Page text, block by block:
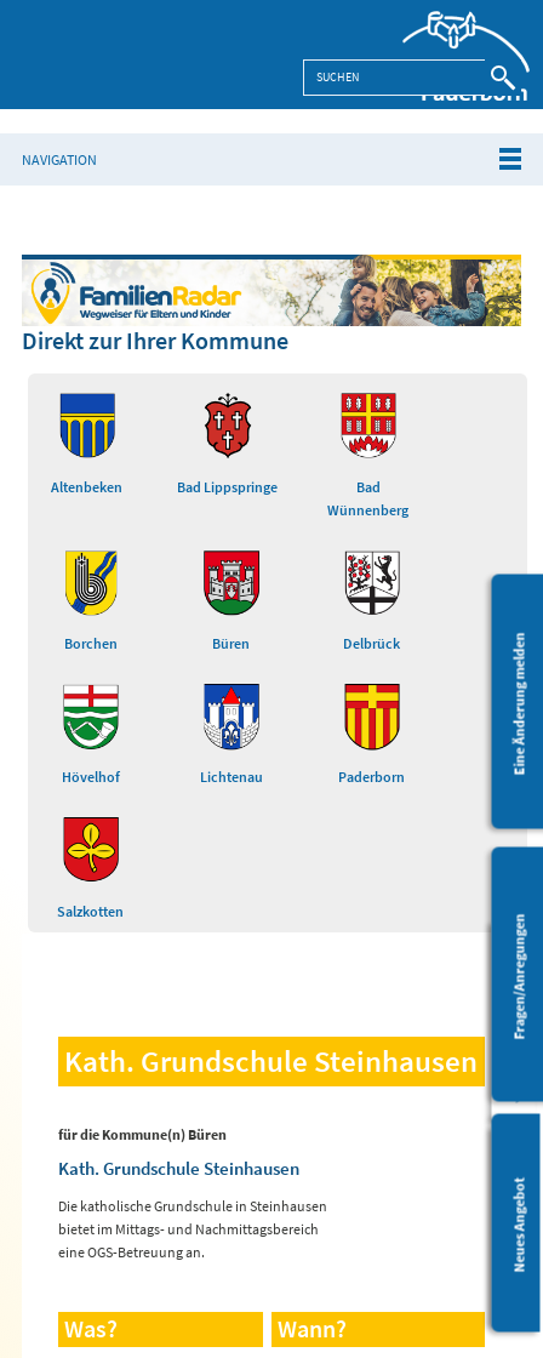
Leichte Sprache
Barrierefreiheit
NAVIGATION
Eine Änderung melden
Neues Angebot
Fragen/Anregungen
Direkt zur Ihrer Kommune
Altenbeken Bad Lippspringe
Bad
Wünnenberg
Borchen Büren Delbrück
Hövelhof Lichtenau Paderborn
Salzkotten
Kath. Grundschule Steinhausen
für die Kommune(n) Büren
Kath. Grundschule Steinhausen
Die katholische Grundschule in Steinhausen
bietet im Mittags- und Nachmittagsbereich
eine OGS-Betreuung an.
Was? Wann?